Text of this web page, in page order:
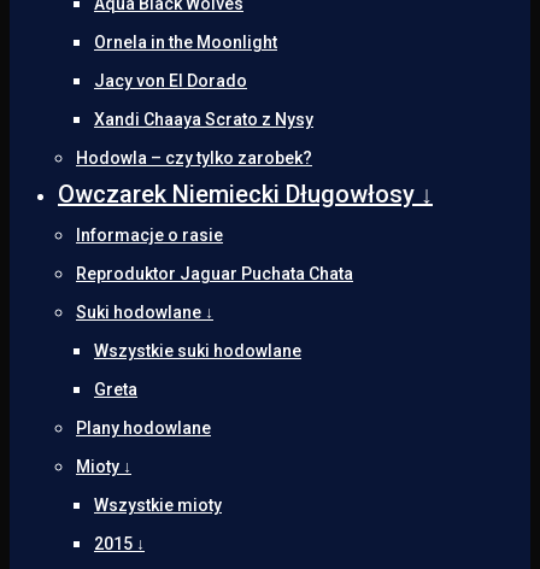
Ornela in the Moonlight
Jacy von El Dorado
Xandi Chaaya Scrato z Nysy
Hodowla – czy tylko zarobek?
Owczarek Niemiecki Długowłosy ↓
Informacje o rasie
Reproduktor Jaguar Puchata Chata
Suki hodowlane ↓
Wszystkie suki hodowlane
Greta
Plany hodowlane
Mioty ↓
Wszystkie mioty
2015 ↓